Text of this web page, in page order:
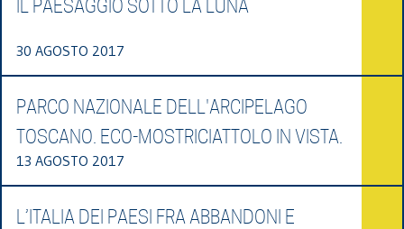
IL PAESAGGIO SOTTO LA LUNA
30 AGOSTO 2017
PARCO NAZIONALE DELL'ARCIPELAGO
TOSCANO. ECO-MOSTRICIATTOLO IN VISTA.
13 AGOSTO 2017
L’ITALIA DEI PAESI FRA ABBANDONI E